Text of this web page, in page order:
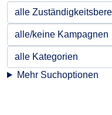
Mehr Suchoptionen